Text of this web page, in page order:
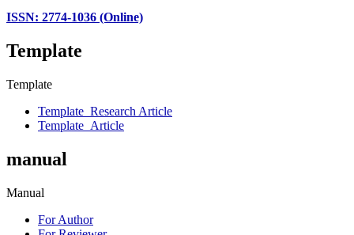
ISSN: 2774-1036 (Online)
Template
Template
Template_Research Article
Template_Article
manual
Manual
For Author